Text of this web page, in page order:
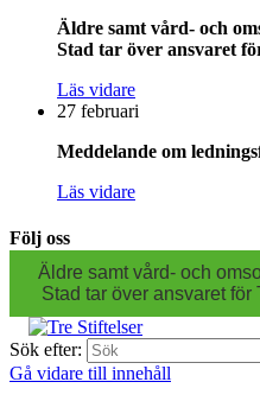
Äldre samt vård- och
Stad tar över ansvaret
Läs vidare
27 februari
Meddelande om
Läs vidare
Följ oss
Äldre samt vård- och
Stad tar över ansvaret
Sök efter:
Gå vidare till innehåll